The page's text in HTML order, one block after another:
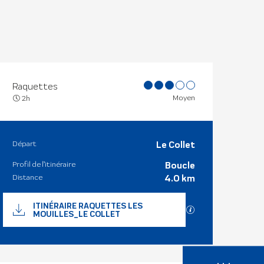
Raquettes
2h Moyen
Départ Le Collet
Profil de l’itinéraire Boucle
Distance 4.0 km
Documentation
ITINÉRAIRE RAQUETTES LES
MOUILLES_LE COLLET